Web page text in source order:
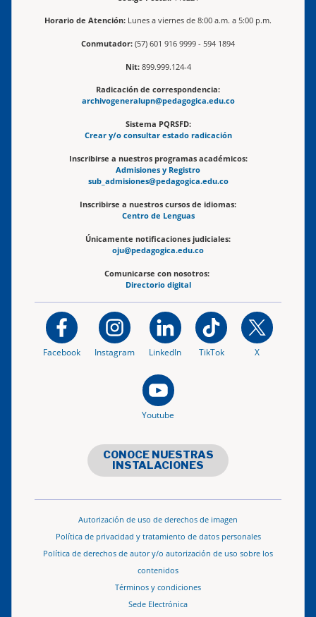
Horario de Atención: Lunes a viernes de 8:00 a.m. a 5:00 p.m.
Conmutador: (57) 601 916 9999 - 594 1894
Nit:899.999.124-4
Radicación de correspondencia:
archivogeneralupn@pedagogica.edu.co
Sistema PQRSFD:
Crear y/o consultar estado radicación
Inscribirse a nuestros programas académicos:
Admisiones y Registro
sub_admisiones@pedagogica.edu.co
Inscribirse a nuestros cursos de idiomas:
Centro de Lenguas
Únicamente notificaciones judiciales:
oju@pedagogica.edu.co
Comunicarse con nosotros:
Directorio digital
Facebook Instagram LinkedIn TikTok X
Youtube
CONOCE NUESTRAS
INSTALACIONES
Autorización de uso de derechos de imagen
Política de privacidad y tratamiento de datos personales
Política de derechos de autor y/o autorización de uso sobre los
contenidos
Términos y condiciones
Sede Electrónica